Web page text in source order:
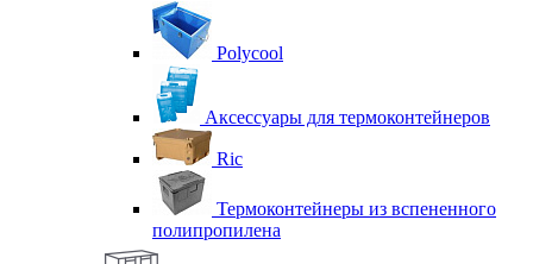
Polycool
Аксессуары для термоконтейнеров
Ric
Термоконтейнеры из вспененного
полипропилена